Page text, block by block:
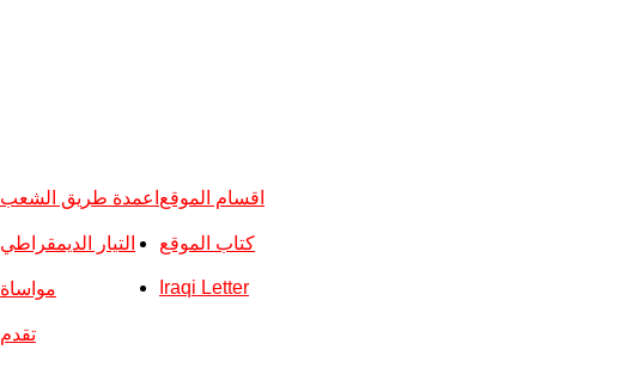
اقسام الموقع اعمدة طريق الشعب
التيار الديمقراطي
مواساة
تقدم
كتاب الموقع
Iraqi Letter